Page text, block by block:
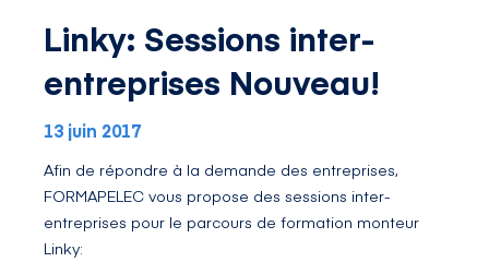
Linky: Sessions inter-
entreprises Nouveau!
13 juin 2017
Afin de répondre à la demande des entreprises,
FORMAPELEC vous propose des sessions inter-
entreprises pour le parcours de formation monteur
Linky: